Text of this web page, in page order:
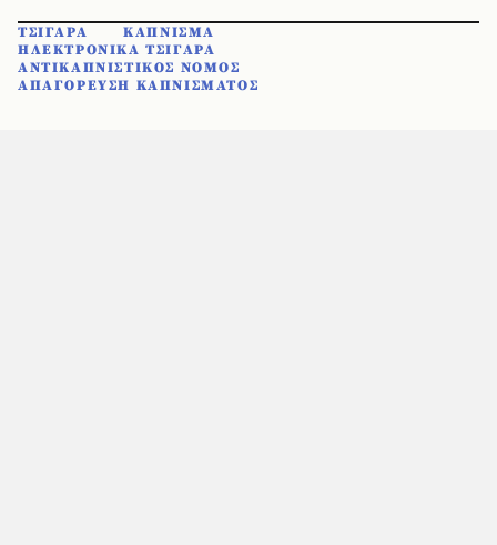
ΤΣΙΓΑΡΑ
ΚΑΠΝΙΣΜΑ
ΗΛΕΚΤΡΟΝΙΚΑ ΤΣΙΓΑΡΑ
ΑΝΤΙΚΑΠΝΙΣΤΙΚΟΣ ΝΟΜΟΣ
ΑΠΑΓΟΡΕΥΣΗ ΚΑΠΝΙΣΜΑΤΟΣ